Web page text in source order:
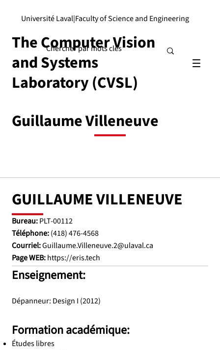
The Computer Vision
and Systems
Laboratory (CVSL)
|
Université Laval Faculty of Science and Engineering
Guillaume Villeneuve
GUILLAUME VILLENEUVE
Bureau:PLT-00112
Téléphone:(418) 476-4568
Courriel:Guillaume.Villeneuve.2@ulaval.ca
Page WEB:https://eris.tech
Enseignement:
Dépanneur: Design I (2012)
Formation académique:
Études libres